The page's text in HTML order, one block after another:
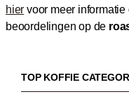
hier voor meer
beoordelingen op de
TOP KOFFIE